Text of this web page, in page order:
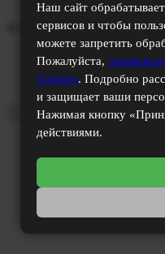
А так же:
Вывоз мусора
Уборка помещений
Доставка материалов
Наш сайт
сервисов и чтобы
можете запретить
Пожалуйста,
Cookies. Подробно
и защищает ваши
Нажимая кнопку
действиями.